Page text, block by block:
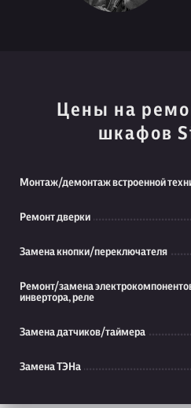
Цены на
шкафов
Монтаж/демонтаж встроенной
Ремонт дверки
Замена кнопки/переключателя
Ремонт/замена
инвертора, реле
Замена датчиков/таймера
Замена ТЭНа